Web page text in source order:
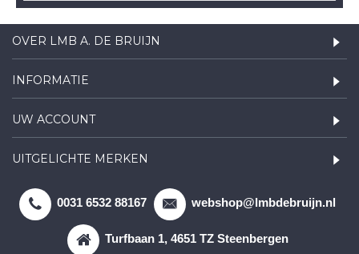
OVER LMB A. DE BRUIJN
INFORMATIE
UW ACCOUNT
UITGELICHTE MERKEN
0031 6532 88167 webshop@lmbdebruijn.nl
Turfbaan 1, 4651 TZ Steenbergen